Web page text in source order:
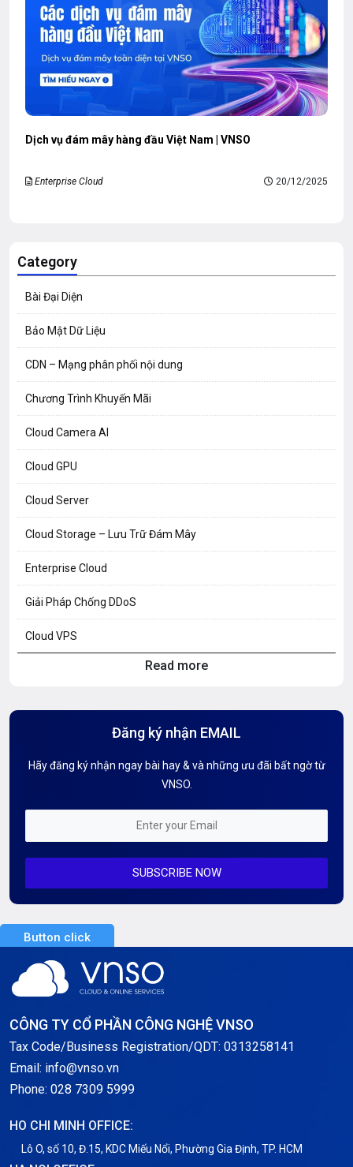
Dịch vụ đám mây hàng đầu Việt Nam | VNSO
Enterprise Cloud 20/12/2025
Category
Bài Đại Diện
Bảo Mật Dữ Liệu
CDN – Mạng phân phối nội dung
Chương Trình Khuyến Mãi
Cloud Camera AI
Cloud GPU
Cloud Server
Cloud Storage – Lưu Trữ Đám Mây
Enterprise Cloud
Giải Pháp Chống DDoS
Cloud VPS
Hướng dẫn Tên miền
Kiến thức AI
Mỗi tuần 01 Server
Server Dedicated (Máy chủ riêng)
Server GPU
Server Windows
Notification
Thông tin chung
Tin tức
Read more
Đăng ký nhận EMAIL
Hãy đăng ký nhận ngay bài hay & và những ưu đãi bất ngờ từ
VNSO.
SUBSCRIBE NOW
Button click
CÔNG TY CỔ PHẦN CÔNG NGHỆ VNSO
Tax Code/Business Registration/QDT: 0313258141
Email: info@vnso.vn
Phone: 028 7309 5999
HO CHI MINH OFFICE:
Lô O, số 10, Đ.15, KDC Miếu Nổi, Phường Gia Định, TP. HCM